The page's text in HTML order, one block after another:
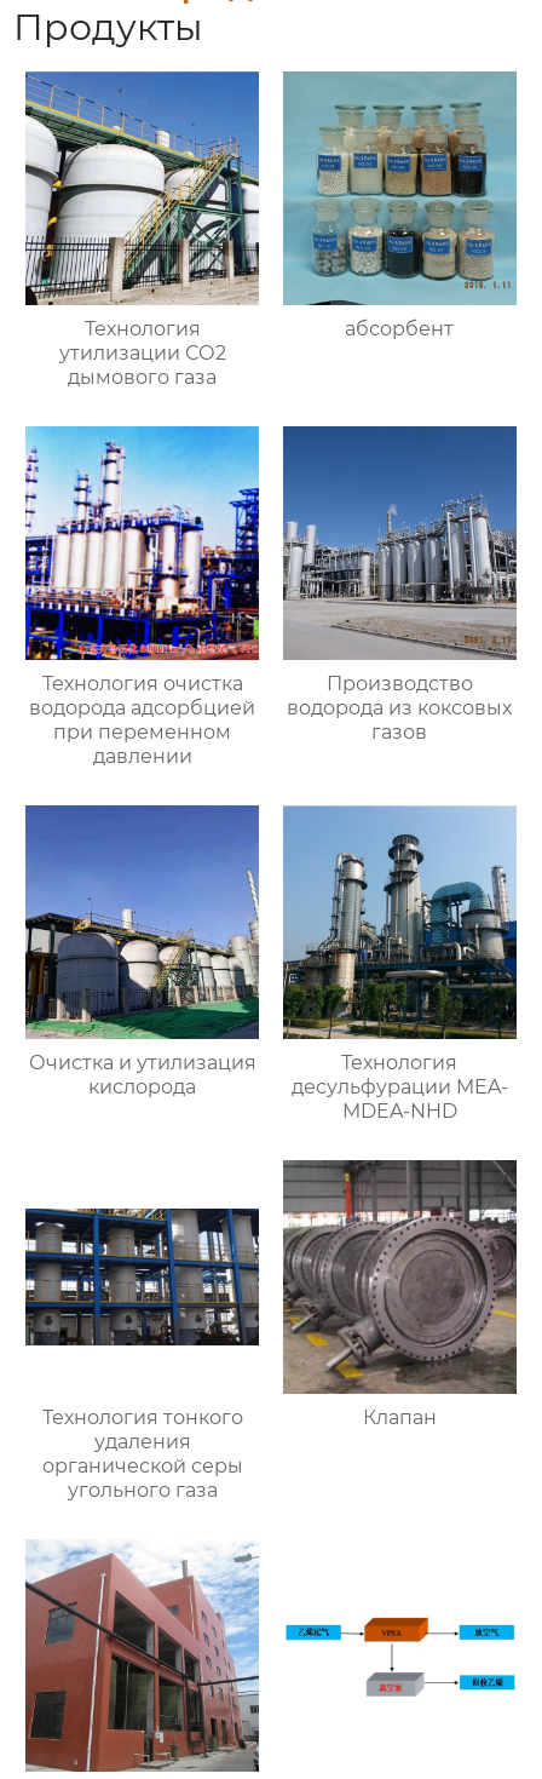
Продукты
Технология
утилизации СО2
дымового газа
абсорбент
Технология очистка
водорода адсорбцией
при переменном
давлении
Производство
водорода из коксовых
газов
Очистка и утилизация
кислорода
Технология
десульфурации MEA-
MDEA-NHD
Технология тонкого
удаления
органической серы
угольного газа
Клапан